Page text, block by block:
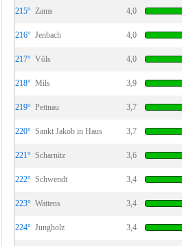
215° Zams 4,0
216° Jenbach 4,0
217° Völs 4,0
218° Mils 3,9
219° Pettnau 3,7
220° Sankt Jakob in Haus 3,7
221° Scharnitz 3,6
222° Schwendt 3,4
223° Wattens 3,4
224° Jungholz 3,4